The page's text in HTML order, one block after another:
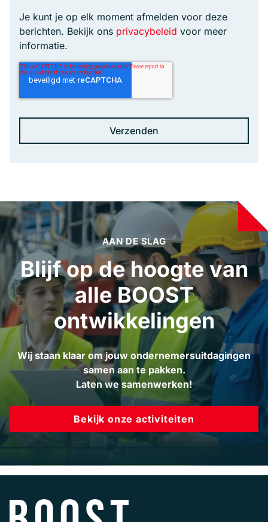
Je kunt je op elk moment afmelden voor deze
berichten. Bekijk ons privacybeleid voor meer
informatie.
AAN DE SLAG
Blijf op de hoogte van
alle BOOST
ontwikkelingen
Wij staan klaar om jouw ondernemersuitdagingen
samen aan te pakken.
Laten we samenwerken!
Bekijk onze activiteiten